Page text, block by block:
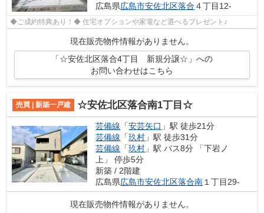
広島県広島市安佐北区落合 ４丁目12-
◆ご成約特典あり！◆ 住宅オプションや家電など選べるプレゼント♪
現在販売物件情報がありません。
「☆安佐北区落合4丁目 新規分譲☆」への
お問い合わせはこちら
売買 | 新築一戸建 ☆安佐北区落合南1丁目☆
芸備線 「安芸矢口 」駅 徒歩21分
芸備線 「玖村 」駅 徒歩31分
芸備線 「玖村 」駅 バス8分 「下岩ノ
上」 停歩5分
新築 / 2階建
広島県広島市安佐北区落合南 １丁目29-
現在販売物件情報がありません。